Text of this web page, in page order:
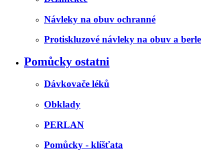
Návleky na obuv ochranné
Protiskluzové návleky na obuv a berle
Pomůcky ostatni
Dávkovače léků
Obklady
PERLAN
Pomůcky - klíšťata